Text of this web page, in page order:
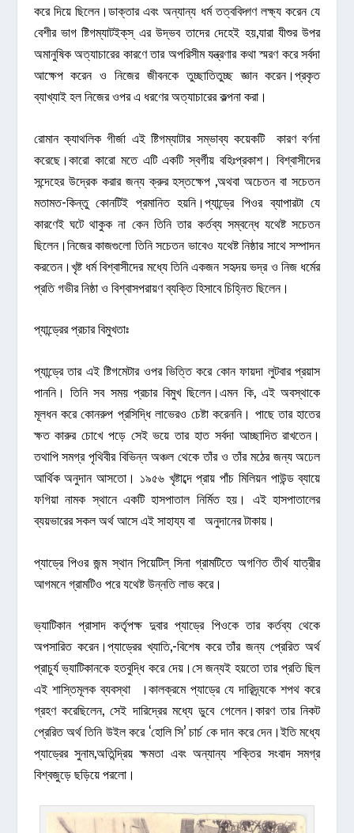
করে দিয়ে ছিলেন।ডাক্তার এবং অন্যান্য ধর্ম তত্ববিদ্গণ লক্ষ্য করেন যে
বেশীর ভাগ ষ্টিগম্যাটইক্‌স্‌ এর উদ্ভব তাদের দেহেই হয়,যারা যীশুর উপর
অমানুষিক অত্যাচারের কারণে তার অপরিসীম যন্ত্রণার কথা স্মরণ করে সর্বদা
আক্ষেপ করেন ও নিজের জীবনকে তুচ্ছাতিতুচ্ছ জ্ঞান করেন।প্রকৃত
ব্যাখ্যাই হল নিজের ওপর এ ধরণের অত্যাচারের কল্পনা করা।
রোমান ক্যাথলিক গীর্জা এই ষ্টিগম্যাটার সম্ভাব্য কয়েকটি কারণ বর্ণনা
করেছে।কারো কারো মতে এটি একটি স্বর্গীয় বহিঃপ্রকাশ। বিশ্বাসীদের
সন্দেহের উদ্রেক করার জন্য ক্রুর হস্তক্ষেপ ,অথবা অচেতন বা সচেতন
মতামত-কিন্তু কোনটিই প্রমানিত হয়নি।প্যান্ড্রে পিওর ব্যাপারটা যে
কারণেই ঘটে থাকুক না কেন তিনি তার কর্তব্য সম্বন্ধে যথেষ্ট সচেতন
ছিলেন।নিজের কাজগুলো তিনি সচেতন ভাবেও যথেষ্ট নিষ্ঠার সাথে সম্পাদন
করতেন।খৃষ্ট ধর্ম বিশ্বাসীদের মধ্যে তিনি একজন সহৃদয় ভদ্র ও নিজ ধর্মের
প্রতি গভীর নিষ্ঠা ও বিশ্বাসপরায়ণ ব্যক্তি হিসাবে চিহ্নিত ছিলেন।
প্যান্ড্রের প্রচার বিমুখতাঃ
প্যান্ড্রে তার এই ষ্টিগমেটার ওপর ভিত্তি করে কোন ফায়দা লুটবার প্রয়াস
পাননি। তিনি সব সময় প্রচার বিমুখ ছিলেন।এমন কি, এই অবস্থাকে
মূলধন করে কোনরুপ প্রসিদ্ধি লাভেরও চেষ্টা করেননি। পাছে তার হাতের
ক্ষত কারুর চোখে পড়ে সেই ভয়ে তার হাত সর্বদা আচ্ছাদিত রাখতেন।
তথাপি সমগ্র পৃথিবীর বিভিন্ন অঞ্চল থেকে তাঁর ও তাঁর মঠের জন্য অঢেল
আর্থিক অনুদান আসতো। ১৯৫৬ খৃষ্টাব্দে প্রায় পাঁচ মিলিয়ন পাউন্ড ব্যায়ে
ফগিয়া নামক স্থানে একটি হাসপাতাল নির্মিত হয়। এই হাসপাতালের
ব্যয়ভারের সকল অর্থ আসে এই সাহায্য বা অনুদানের টাকায়।
প্যাড্রে পিওর জন্ম স্থান পিয়েটিল্‌ সিনা গ্রামটিতে অগণিত তীর্থ যাত্রীর
আগমনে গ্রামটিও পরে যথেষ্ট উন্নতি লাভ করে।
ভ্যাটিকান প্রাসাদ কর্তৃপক্ষ দুবার প্যাড্রে পিওকে তার কর্তব্য থেকে
অপসারিত করেন।প্যাড্রের খ্যাতি,-বিশেষ করে তাঁর জন্য প্রেরিত অর্থ
প্রাচুর্য ভ্যাটিকানকে হতবুদ্ধি করে দেয়।সে জন্যই হয়তো তার প্রতি ছিল
এই শাস্তিমূলক ব্যবস্থা ।কালক্রমে প্যাড্রে যে দারিদ্র্যকে শপথ করে
গ্রহণ করেছিলেন, সেই দারিদ্রের মধ্যে ডুবে গেলেন।কারণ তার নিকট
প্রেরিত অর্থ তিনি উইল করে ‘হোলি সি’ চার্চ কে দান করে দেন।ইতি মধ্যে
প্যাড্রের সুনাম,অতিন্দ্রিয় ক্ষমতা এবং অন্যান্য শক্তির সংবাদ সমগ্র
বিশ্বজুড়ে ছড়িয়ে পরলো।